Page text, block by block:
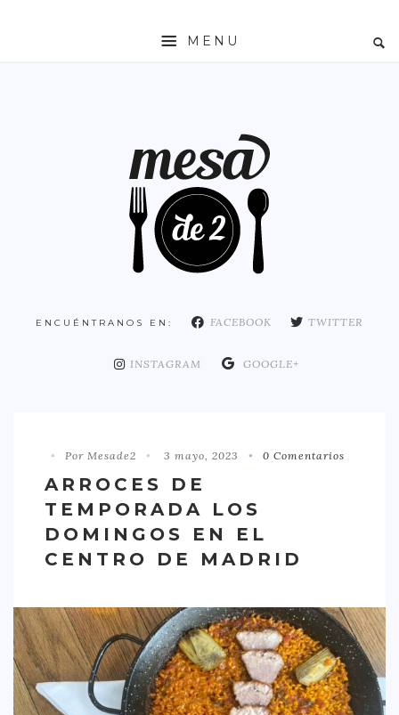
MENU
COMUNIDAD DE MADRID
DISTRITO ARGANZUELA
DISTRITO HORTALEZA
DISTRITO LATINA
DISTRITO MONCLÓA ARAVACA
DISTRITO TETUÁN
OTROS
TIPO DE COMIDA
AMERICANA
ENCUÉNTRANOS EN: FACEBOOK TWITTER
INSTAGRAM GOOGLE+
Por Mesade2 3 mayo, 2023 0 Comentarios
ARROCES DE
TEMPORADA LOS
DOMINGOS EN EL
CENTRO DE MADRID